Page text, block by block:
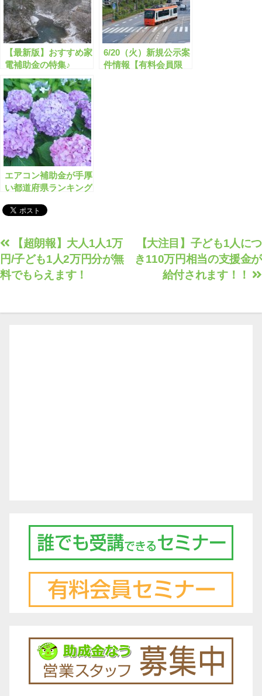
【最新版】おすすめ家
電補助金の特集♪
6/20（火）新規公示案
件情報【有料会員限
エアコン補助金が手厚
い都道府県ランキング
投
稿
ナ
ゲ
【大注目】子ども1人につ
き110万円相当の支援金が
給付されます！！
【超朗報】大人1人1万
円/子ども1人2万円分が無
料でもらえます！